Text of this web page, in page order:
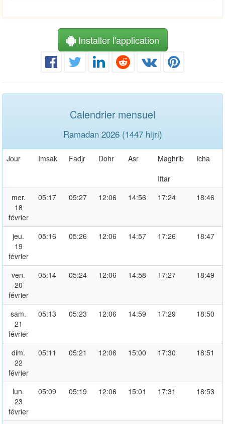
Installer l'application
Calendrier mensuel
Ramadan 2026 (1447 hijri)
Jour Imsak Fadjr Dohr Asr
Maghrib
Iftar
Icha
mer.
18
février
05:17 05:27 12:06 14:56 17:24 18:46
jeu.
19
février
05:16 05:26 12:06 14:57 17:26 18:47
ven.
20
février
05:14 05:24 12:06 14:58 17:27 18:49
sam.
21
février
05:13 05:23 12:06 14:59 17:29 18:50
dim.
22
février
05:11 05:21 12:06 15:00 17:30 18:51
lun.
23
février
05:09 05:19 12:06 15:01 17:31 18:53